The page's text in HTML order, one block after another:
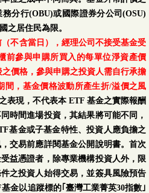
分行(OBU)或國際證券分公司(OSU)
之居住民為限。
不含當日），經理公司不接受基金受
前參與申購所買入的每單位淨資產價
價格，參與申購之投資人需自行承擔
間，基金價格波動所產生折/溢價之風
表現，不代表本 ETF 基金之實際報酬
時間進場投資，其結果將可能不同，
基金或子基金特性、投資人應負擔之
交易前應詳閱基金公開說明書。首次
益憑證者，除專業機構投資人外，限
之投資人始得交易，並簽具風險預告
金以追蹤標的｢臺灣工業菁英30指數｣